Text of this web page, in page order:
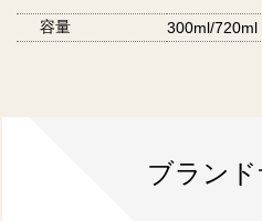
容量 300ml/720ml
ブランド